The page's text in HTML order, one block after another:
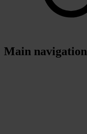
Main navigation